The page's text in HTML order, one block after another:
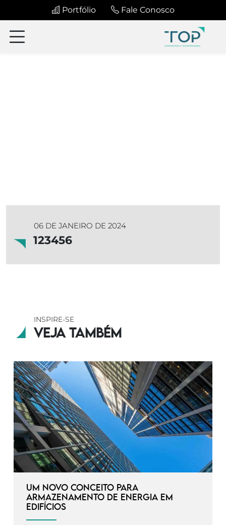
Portfólio Fale Conosco
06 DE JANEIRO DE 2024
123456
INSPIRE-SE
Veja também
Um novo conceito para
armazenamento de energia em
edifícios